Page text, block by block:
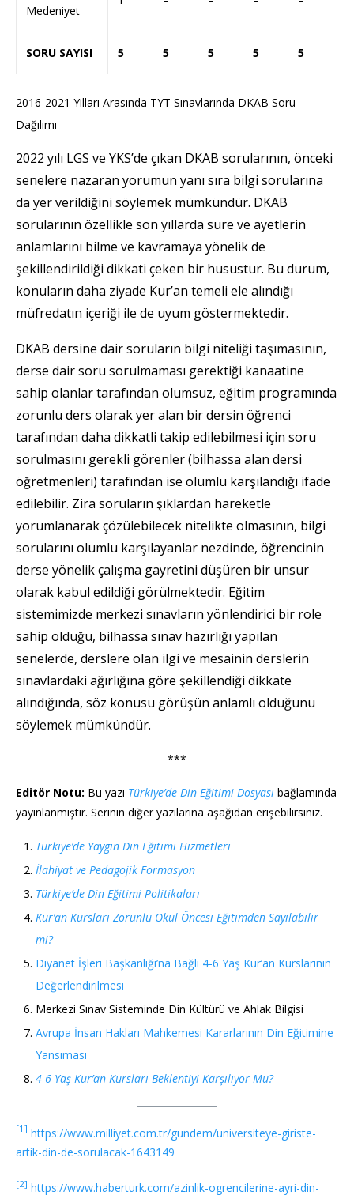
Medeniyet
SORU SAYISI 5 5 5 5 5
2016-2021 Yılları Arasında TYT Sınavlarında DKAB Soru
Dağılımı
2022 yılı LGS ve YKS’de çıkan DKAB sorularının, önceki
senelere nazaran yorumun yanı sıra bilgi sorularına
da yer verildiğini söylemek mümkündür. DKAB
sorularının özellikle son yıllarda sure ve ayetlerin
anlamlarını bilme ve kavramaya yönelik de
şekillendirildiği dikkati çeken bir husustur. Bu durum,
konuların daha ziyade Kur’an temeli ele alındığı
müfredatın içeriği ile de uyum göstermektedir.
DKAB dersine dair soruların bilgi niteliği taşımasının,
derse dair soru sorulmaması gerektiği kanaatine
sahip olanlar tarafından olumsuz, eğitim programında
zorunlu ders olarak yer alan bir dersin öğrenci
tarafından daha dikkatli takip edilebilmesi için soru
sorulmasını gerekli görenler (bilhassa alan dersi
öğretmenleri) tarafından ise olumlu karşılandığı ifade
edilebilir. Zira soruların şıklardan hareketle
yorumlanarak çözülebilecek nitelikte olmasının, bilgi
sorularını olumlu karşılayanlar nezdinde, öğrencinin
derse yönelik çalışma gayretini düşüren bir unsur
olarak kabul edildiği görülmektedir. Eğitim
sistemimizde merkezi sınavların yönlendirici bir role
sahip olduğu, bilhassa sınav hazırlığı yapılan
senelerde, derslere olan ilgi ve mesainin derslerin
sınavlardaki ağırlığına göre şekillendiği dikkate
alındığında, söz konusu görüşün anlamlı olduğunu
söylemek mümkündür.
***
Editör Notu: Bu yazı Türkiye’de Din Eğitimi Dosyası bağlamında
yayınlanmıştır. Serinin diğer yazılarına aşağıdan erişebilirsiniz.
Türkiye’de Yaygın Din Eğitimi Hizmetleri
İlahiyat ve Pedagojik Formasyon
Türkiye’de Din Eğitimi Politikaları
Kur’an Kursları Zorunlu Okul Öncesi Eğitimden Sayılabilir
mi?
Diyanet İşleri Başkanlığı’na Bağlı 4-6 Yaş Kur’an Kurslarının
Değerlendirilmesi
Merkezi Sınav Sisteminde Din Kültürü ve Ahlak Bilgisi
Avrupa İnsan Hakları Mahkemesi Kararlarının Din Eğitimine
Yansıması
4-6 Yaş Kur’an Kursları Beklentiyi Karşılıyor Mu?
[1] https://www.milliyet.com.tr/gundem/universiteye-giriste-
artik-din-de-sorulacak-1643149
[2] https://www.haberturk.com/azinlik-ogrencilerine-ayri-din-